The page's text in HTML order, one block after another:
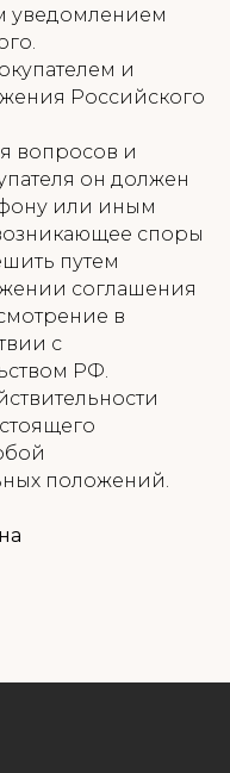
уведомлением
и
Российского
вопросов и
он должен
или иным
споры
путем
соглашения
в
с
РФ.
положений.